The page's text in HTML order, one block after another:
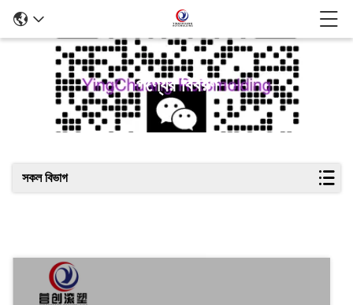
পণ্যের বিবরণ
সকল বিভাগ